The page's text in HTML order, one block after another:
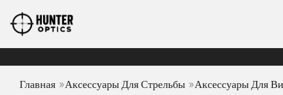
Главная »Аксессуары Для Стрельбы »Аксессуары Для